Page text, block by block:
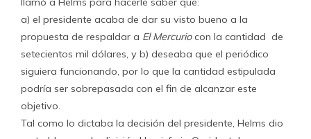
a) el presidente acaba de dar su visto bueno a la
propuesta de respaldar a El Mercuriocon la cantidad de
setecientos mil dólares, y b) deseaba que el periódico
siguiera funcionando, por lo que la cantidad estipulada
podría ser sobrepasada con el fin de alcanzar este
objetivo.
Tal como lo dictaba la decisión del presidente, Helms dio